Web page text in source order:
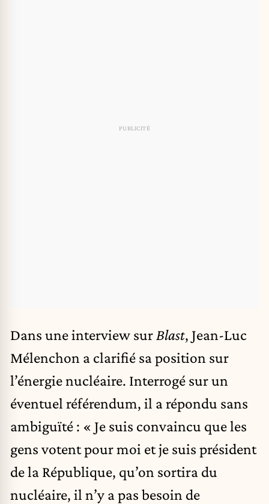
Dans une interview sur Blast, Jean-Luc
Mélenchon a clarifié sa position sur
l’énergienucléaire. Interrogé sur un
éventuel référendum, il a répondu sans
ambiguïté : « Je suis convaincu que les
gens votent pour moi et je suis président
de la République, qu’on sortira du
nucléaire, il n’y a pas besoin de